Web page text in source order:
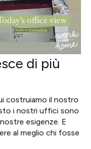
di più
costruiamo il nostro
i nostri uffici sono
esigenze. E
al meglio chi fosse